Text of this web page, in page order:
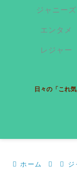
日々の「これ
ジャニーズ
エンタメ
レジャー
ホーム ジ